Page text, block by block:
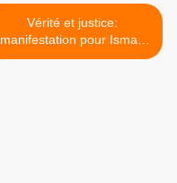
Vérité et justice:
manifestation pour Ismaïl
Bokar Deh ! >